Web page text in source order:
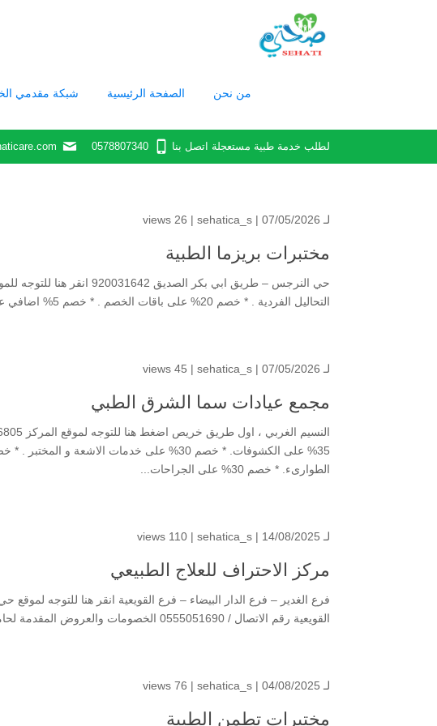
من نحن الصفحة الرئيسية شبكة مقدمي
لطلب خدمة طبية مستعجلة اتصل بنا 0578807340‬
لـ sehatica_s | 07/05/2026 |
26 views
مختبرات بريزما الطبية
التحاليل الفردية . * خصم 20% على باقات الخصم . * خصم 5% اضافي على عروض المختبرات...
لـ sehatica_s | 07/05/2026 |
45 views
مجمع عيادات سما الشرق الطبي
الطوارىء. * خصم 30% على الجراحات...
لـ sehatica_s | 14/08/2025 |
110 views
مركز الاحتراف للعلاج الطبيعي
فرع الغدير – فرع الدار البيضاء – فرع القويعية انقر هنا للتوجه لموقع
القويعية رقم الاتصال / 0555051690 الخصومات والعروض المقدمة لحاملي بطاقة صحتي : فرع الغدير: 1. *خصم 30% على بكج 6...
لـ sehatica_s | 04/08/2025 |
76 views
مختبرات تطمن الطبية